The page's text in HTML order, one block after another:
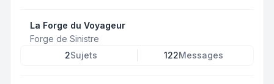
La Forge du Voyageur
Forge de Sinistre
2Sujets 122Messages